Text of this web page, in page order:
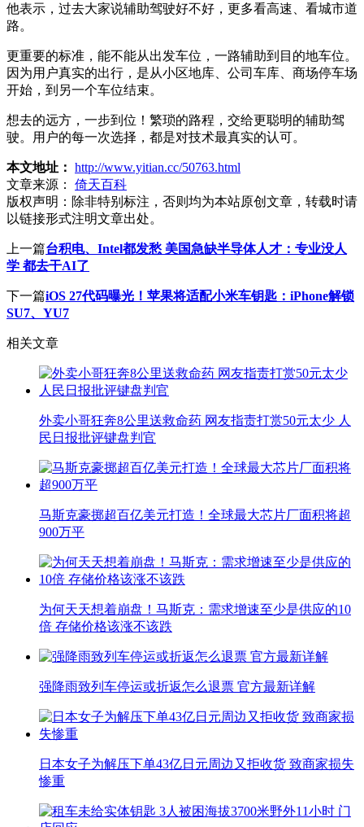
他表示，过去大家说辅助驾驶好不好，更多看高速、看城市道
路。
更重要的标准，能不能从出发车位，一路辅助到目的地车位。
因为用户真实的出行，是从小区地库、公司车库、商场停车场
开始，到另一个车位结束。
想去的远方，一步到位！繁琐的路程，交给更聪明的辅助驾
驶。用户的每一次选择，都是对技术最真实的认可。
本文地址： http://www.yitian.cc/50763.html
文章来源：
倚天百科
版权声明： 除非特别标注，否则均为本站原创文章，转载时请
以链接形式注明文章出处。
上一篇台积电、Intel都发愁 美国急缺半导体人才：专业没人
学 都去干AI了
下一篇iOS 27代码曝光！苹果将适配小米车钥匙：iPhone解锁
SU7、YU7
相关文章
外卖小哥狂奔8公里送救命药 网友指责打赏50元太少 人
民日报批评键盘判官
马斯克豪掷超百亿美元打造！全球最大芯片厂面积将超
900万平
为何天天想着崩盘！马斯克：需求增速至少是供应的10
倍 存储价格该涨不该跌
强降雨致列车停运或折返怎么退票 官方最新详解
日本女子为解压下单43亿日元周边又拒收货 致商家损失
惨重